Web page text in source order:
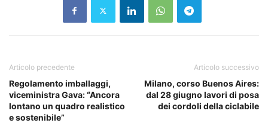
Articolo precedente
Regolamento imballaggi,
viceministra Gava: “Ancora
lontano un quadro realistico
e sostenibile”
Articolo successivo
Milano, corso Buenos Aires:
dal 28 giugno lavori di posa
dei cordoli della ciclabile